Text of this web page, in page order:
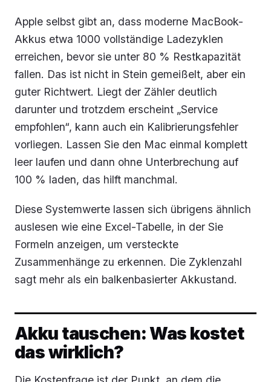
Apple selbst gibt an, dass moderne MacBook-
Akkus etwa 1000 vollständige Ladezyklen
erreichen, bevor sie unter 80 % Restkapazität
fallen. Das ist nicht in Stein gemeißelt, aber ein
guter Richtwert. Liegt der Zähler deutlich
darunter und trotzdem erscheint „Service
empfohlen“, kann auch ein Kalibrierungsfehler
vorliegen. Lassen Sie den Mac einmal komplett
leer laufen und dann ohne Unterbrechung auf
100 % laden, das hilft manchmal.
Diese Systemwerte lassen sich übrigens ähnlich
auslesen wie eine Excel-Tabelle, in der Sie
Formeln anzeigen, um versteckte
Zusammenhänge zu erkennen. Die Zyklenzahl
sagt mehr als ein balkenbasierter Akkustand.
Akku tauschen: Was kostet
das wirklich?